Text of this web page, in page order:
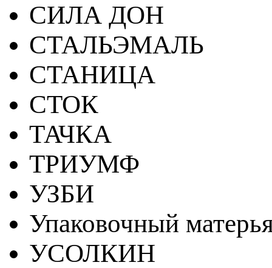
СИЛА ДОН
СТАЛЬЭМАЛЬ
СТАНИЦА
СТОК
ТАЧКА
ТРИУМФ
УЗБИ
Упаковочный
УСОЛКИН